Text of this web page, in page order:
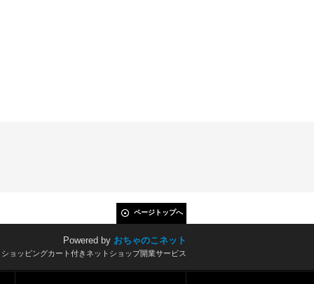
ページトップへ
Powered by おちゃのこネット
ョッピングカート付きネットショップ開業サービス